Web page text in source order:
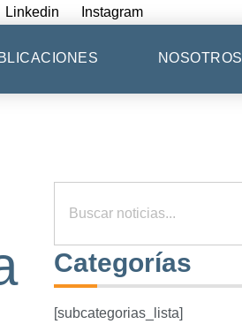
Linkedin Instagram
NOSOTROS
Categorías
[subcategorias_lista]